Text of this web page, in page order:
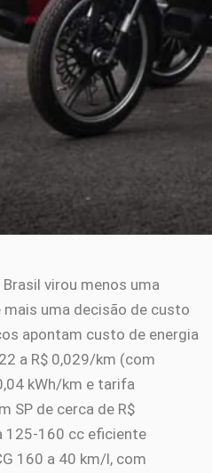
virou menos uma
mais uma decisão de custo
apontam custo de energia
a R$ 0,029/km (com
kWh/km e tarifa
SP de cerca de R$
125-160 cc eficiente
160 a 40 km/l, com